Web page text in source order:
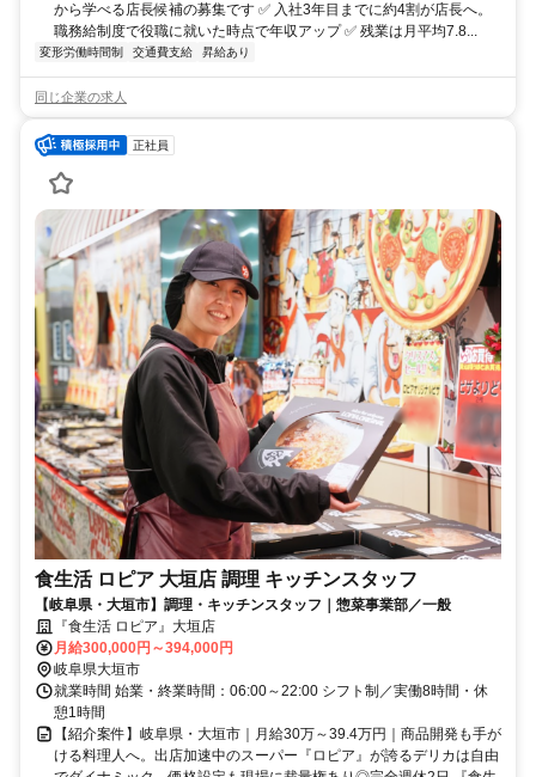
から学べる店長候補の募集です ✅ 入社3年目までに約4割が店長へ。
職務給制度で役職に就いた時点で年収アップ ✅ 残業は月平均7.8...
変形労働時間制 交通費支給 昇給あり
同じ企業の求人
正社員
食生活 ロピア 大垣店 調理 キッチンスタッフ
【岐阜県・大垣市】調理・キッチンスタッフ｜惣菜事業部／一般
『食生活 ロピア』大垣店
月給300,000円～394,000円
岐阜県大垣市
就業時間 始業・終業時間：06:00～22:00 シフト制／実働8時間・休
憩1時間
【紹介案件】岐阜県・大垣市｜月給30万～39.4万円｜商品開発も手が
ける料理人へ。出店加速中のスーパー『ロピア』が誇るデリカは自由